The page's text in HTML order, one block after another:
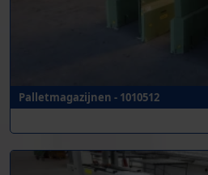
Palletmagazijnen - 1010512